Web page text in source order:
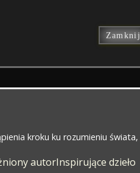
Zamknij
kroku ku rozumieniu świata,
autorInspirujące dzieło